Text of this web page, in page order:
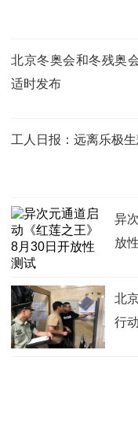
北京冬奥会和冬残奥
适时发布
工人日报：远离乐极生
异
放
北
行动